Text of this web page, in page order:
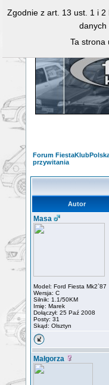
Forum
przywitania
Autor
Masa
Model: Ford Fiesta Mk2`87
Wersja: C
Silnik: 1.1/50KM
Imię: Marek
Dołączył: 25 Paź 2008
Posty: 31
Skąd: Olsztyn
Małgorza
Zgodnie z art. 13 ust. 1 i 2
danych
Ta strona